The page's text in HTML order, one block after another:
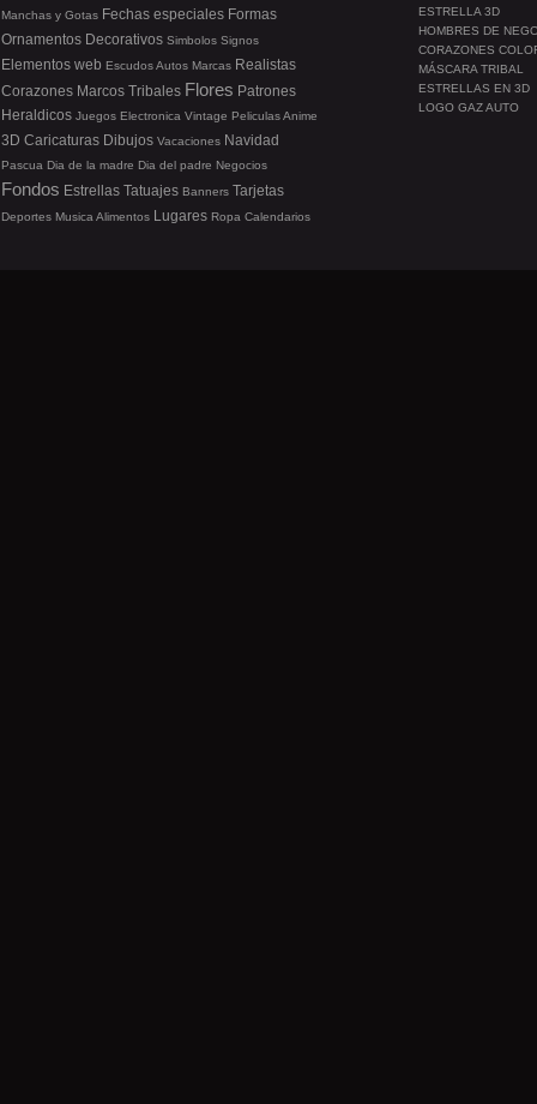
ESTRELLA 3D
HOMBRES DE
CORAZONES
MÁSCARA TRIBAL
ESTRELLAS EN 3D
LOGO GAZ AUTO
Manchas y Gotas Fechas especiales Formas
Ornamentos Decorativos Simbolos Signos
Elementos web EscudosAutos Marcas Realistas
Corazones Marcos Tribales Flores Patrones
Heraldicos Juegos Electronica Vintage PeliculasAnime
3D Caricaturas Dibujos Vacaciones Navidad
Pascua Dia de la madre Dia del padre Negocios
Fondos Estrellas Tatuajes Banners Tarjetas
Deportes Musica Alimentos Lugares Ropa Calendarios